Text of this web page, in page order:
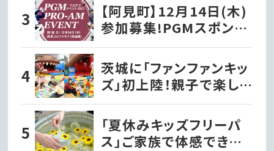
【阿見町】12月14日(木)
参加募集!PGMスポンサ
ーシップ契約プロが出演
する『PGMプロアマイベ
ント2023』を開催!!
茨城に「ファンファンキッ
ズ」初上陸！親子で楽しむ
新感覚室内遊園地｜水
戸市
「夏休みキッズフリーパ
ス」ご家族で体感できる